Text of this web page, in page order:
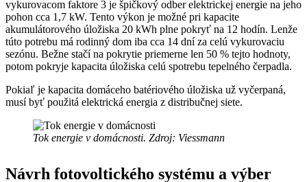
vykurovacom faktore 3 je špičkový odber elektrickej energie na jeho
pohon cca 1,7 kW. Tento výkon je možné pri kapacite
akumulátorového úložiska 20 kWh plne pokryť na 12 hodín. Lenže
túto potrebu má rodinný dom iba cca 14 dní za celú vykurovaciu
sezónu. Bežne stačí na pokrytie priemerne len 50 % tejto hodnoty,
potom pokryje kapacita úložiska celú spotrebu tepelného čerpadla.
Pokiaľ je kapacita domáceho batériového úložiska už vyčerpaná,
musí byť použitá elektrická energia z distribučnej siete.
Tok energie v domácnosti. Zdroj: Viessmann
Návrh fotovoltického systému a výber